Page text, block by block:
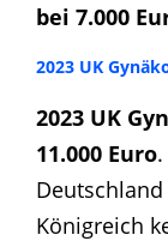
bei 7.000
2023 UK
2023 UK
11.000 Euro
Königreich